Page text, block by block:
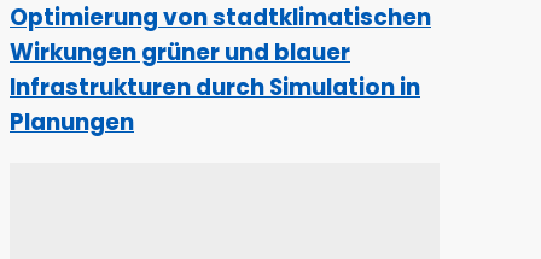
Optimierung von stadtklimatischen
Wirkungen grüner und blauer
Infrastrukturen durch Simulation in
Planungen